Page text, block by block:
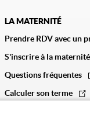
LA MATERNITÉ
Prendre RDV avec un
S'inscrire à la maternité
Questions fréquentes
Calculer son terme